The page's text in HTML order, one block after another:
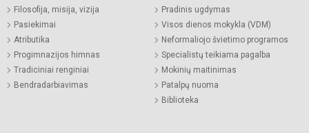
Filosofija, misija, vizija
Pasiekimai
Atributika
Progimnazijos himnas
Tradiciniai renginiai
Bendradarbiavimas
Pradinis ugdymas
Visos dienos mokykla (VDM)
Neformaliojo švietimo programos
Specialistų teikiama pagalba
Mokinių maitinimas
Patalpų nuoma
Biblioteka